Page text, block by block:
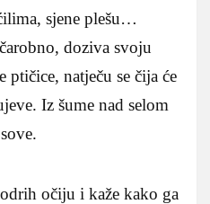
sjene plešu…
doziva svoju
ptičice, natječu se čija će
Iz šume nad selom
očiju i kaže kako ga